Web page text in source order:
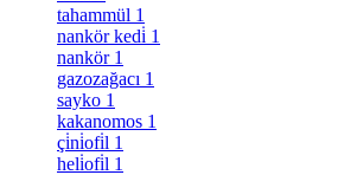
tahammül 1
nankör kedi̇ 1
nankör 1
gazozağacı 1
sayko 1
kakanomos 1
çi̇ni̇ofi̇l 1
heli̇ofi̇l 1